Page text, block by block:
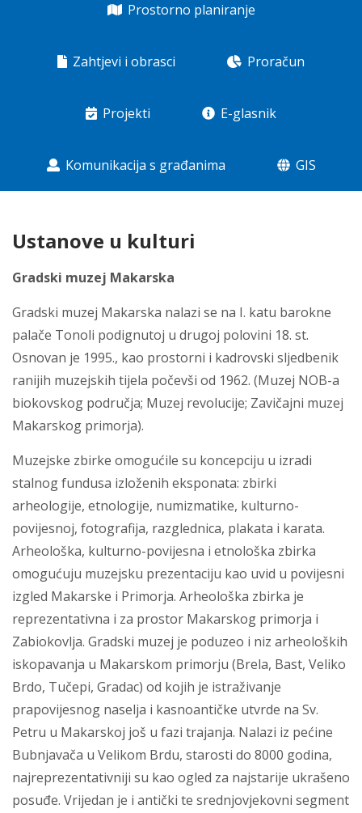
Prostorno planiranje
Zahtjevi i obrasci Proračun
Projekti E-glasnik
Komunikacija s građanima GIS
Ustanove u kulturi
Gradski muzej Makarska
Gradski muzej Makarska nalazi se na I. katu barokne
palače Tonoli podignutoj u drugoj polovini 18. st.
Osnovan je 1995., kao prostorni i kadrovski sljedbenik
ranijih muzejskih tijela počevši od 1962. (Muzej NOB-a
biokovskog područja; Muzej revolucije; Zavičajni muzej
Makarskog primorja).
Muzejske zbirke omogućile su koncepciju u izradi
stalnog fundusa izloženih eksponata: zbirki
arheologije, etnologije, numizmatike, kulturno-
povijesnoj, fotografija, razglednica, plakata i karata.
Arheološka, kulturno-povijesna i etnološka zbirka
omogućuju muzejsku prezentaciju kao uvid u povijesni
izgled Makarske i Primorja. Arheološka zbirka je
reprezentativna i za prostor Makarskog primorja i
Zabiokovlja. Gradski muzej je poduzeo i niz arheoloških
iskopavanja u Makarskom primorju (Brela, Bast, Veliko
Brdo, Tučepi, Gradac) od kojih je istraživanje
prapovijesnog naselja i kasnoantičke utvrde na Sv.
Petru u Makarskoj još u fazi trajanja. Nalazi iz pećine
Bubnjavača u Velikom Brdu, starosti do 8000 godina,
najreprezentativniji su kao ogled za najstarije ukrašeno
posuđe. Vrijedan je i antički te srednjovjekovni segment